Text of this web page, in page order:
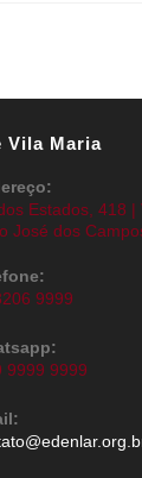
Vila Maria
Estados, 418 |
José dos
9999
9999 9999